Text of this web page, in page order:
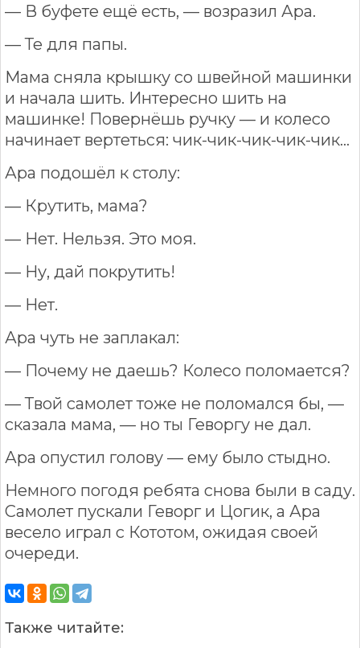
— В буфете ещё есть, — возразил Ара.
— Те для папы.
Мама сняла крышку со швейной машинки
и начала шить. Интересно шить на
машинке! Повернёшь ручку — и колесо
начинает вертеться: чик-чик-чик-чик-чик…
Ара подошёл к столу:
— Крутить, мама?
— Нет. Нельзя. Это моя.
— Ну, дай покрутить!
— Нет.
Ара чуть не заплакал:
— Почему не даешь? Колесо поломается?
— Твой самолет тоже не поломался бы, —
сказала мама, — но ты Геворгу не дал.
Ара опустил голову — ему было стыдно.
Немного погодя ребята снова были в саду.
Самолет пускали Геворг и Цогик, а Ара
весело играл с Кототом, ожидая своей
очереди.
Также читайте: